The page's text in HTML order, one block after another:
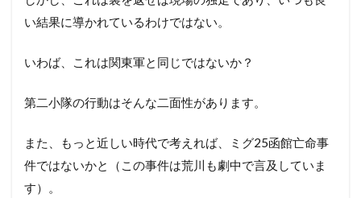
い結果に導かれているわけではない。
いわば、これは関東軍と同じではないか？
第二小隊の行動はそんな二面性があります。
また、もっと近しい時代で考えれば、ミグ25函館亡命事
件ではないかと（この事件は荒川も劇中で言及していま
す）。